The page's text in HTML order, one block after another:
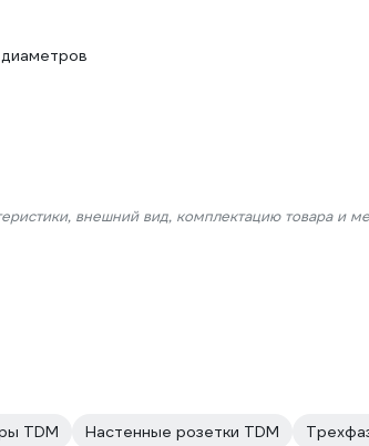
внешний вид, комплектацию товара и
TDM Настенные розетки TDM